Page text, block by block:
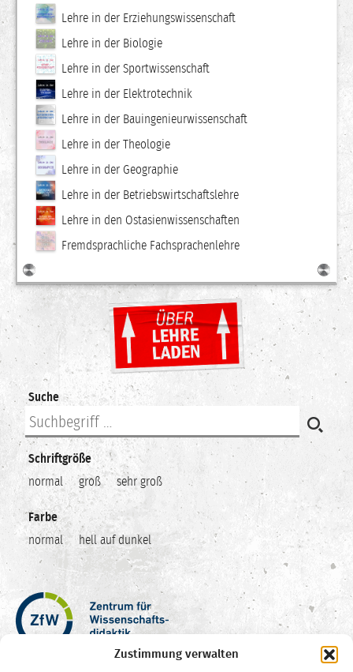
Zustimmung verwalten
Lehre in der Erziehungswissenschaft
Lehre in der Biologie
Lehre in der Sportwissenschaft
Lehre in der Elektrotechnik
Lehre in der Bauingenieurwissenschaft
Lehre in der Theologie
Lehre in der Geographie
Lehre in der Betriebswirtschaftslehre
Lehre in den Ostasienwissenschaften
Fremdsprachliche Fachsprachenlehre
Suche
Schriftgröße
normal
groß sehr groß
Farbe
normal
hell auf dunkel
Zentrum
für
Wissenschaftsdidaktik